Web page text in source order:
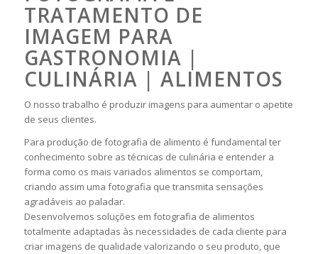
TRATAMENTO DE
IMAGEM PARA
GASTRONOMIA |
CULINÁRIA | ALIMENTOS
O nosso trabalho é produzir imagens para aumentar o apetite
de seus clientes.
Para produção de fotografia de alimento é fundamental ter
conhecimento sobre as técnicas de culinária e entender a
forma como os mais variados alimentos se comportam,
criando assim uma fotografia que transmita sensações
agradáveis ao paladar.
Desenvolvemos soluções em fotografia de alimentos
totalmente adaptadas às necessidades de cada cliente para
criar imagens de qualidade valorizando o seu produto, que